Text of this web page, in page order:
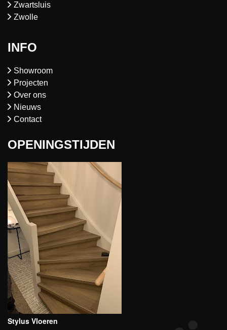
Zwartsluis
Zwolle
INFO
Showroom
Projecten
Over ons
Nieuws
Contact
OPENINGSTIJDEN
Stylus Vloeren